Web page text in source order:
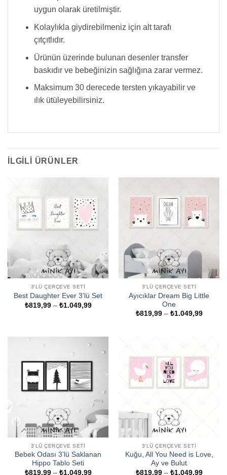
uygun olarak üretilmiştir.
Kolaylıkla giydirebilmeniz için alt tarafı
çıtçıtlıdır.
Ürünün üzerinde bulunan desenler transfer
baskıdır ve bebeğinizin sağlığına zarar vermez.
Maksimum 30 derecede tersten yıkayabilir ve
ılık ütüleyebilirsiniz.
İLGILI ÜRÜNLER
3'LÜ ÇERÇEVE SETI
Best Daughter Ever 3’lü Set
₺819,99 – ₺1.049,99Fiyat
3'LÜ ÇERÇEVE SETI
Ayıcıklar Dream Big Little
One
₺819,99 – ₺1.049,99Fiyat
3'LÜ ÇERÇEVE SETI
Bebek Odası 3’lü Saklanan
Hippo Tablo Seti
₺819,99 – ₺1.049,99Fiyat
3'LÜ ÇERÇEVE SETI
Kuğu, All You Need is Love,
Ay ve Bulut
₺819,99 – ₺1.049,99Fiyat